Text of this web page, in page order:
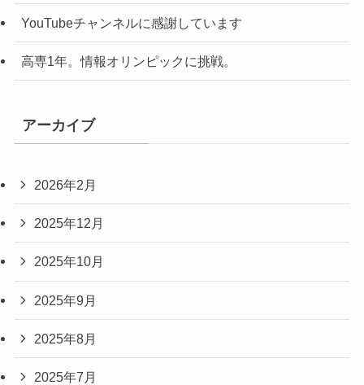
YouTubeチャンネルに感謝しています
高専1年。情報オリンピックに挑戦。
アーカイブ
2026年2月
2025年12月
2025年10月
2025年9月
2025年8月
2025年7月